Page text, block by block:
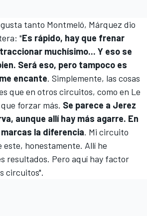
tanto Montmeló, Márquez dio
"Es rápido, hay que frenar
muchísimo... Y eso se
Será eso, pero tampoco es
encante. Simplemente, las cosas
que en otros circuitos, como en Le
forzar más. Se parece a Jerez
aunque allí hay más agarre. En
la diferencia. Mi circuito
este, honestamente. Allí he
resultados. Pero aquí hay factor
circuitos".